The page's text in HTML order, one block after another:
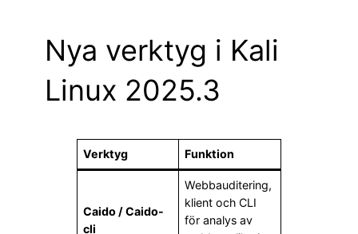
Nya verktyg i Kali
Linux 2025.3
Verktyg Funktion
Caido / Caido-
cli
Webbauditering,
klient och CLI
för analys av